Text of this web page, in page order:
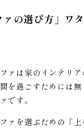
ァの選び方」ワ
ァは家のインテリア
を過ごすためには
です。
ァを選ぶための「